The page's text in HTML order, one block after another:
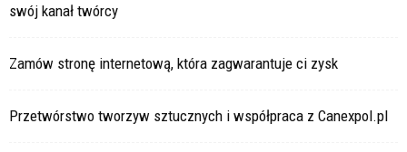
swój kanał twórcy
Zamów stronę internetową, która zagwarantuje ci zysk
Przetwórstwo tworzyw sztucznych i współpraca z Canexpol.pl